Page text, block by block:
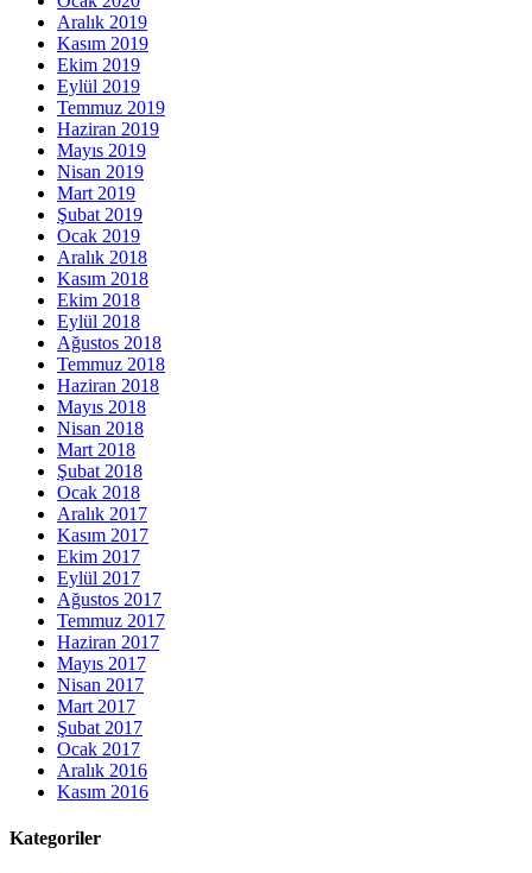
Aralık 2019
Kasım 2019
Ekim 2019
Eylül 2019
Temmuz 2019
Haziran 2019
Mayıs 2019
Nisan 2019
Mart 2019
Şubat 2019
Ocak 2019
Aralık 2018
Kasım 2018
Ekim 2018
Eylül 2018
Ağustos 2018
Temmuz 2018
Haziran 2018
Mayıs 2018
Nisan 2018
Mart 2018
Şubat 2018
Ocak 2018
Aralık 2017
Kasım 2017
Ekim 2017
Eylül 2017
Ağustos 2017
Temmuz 2017
Haziran 2017
Mayıs 2017
Nisan 2017
Mart 2017
Şubat 2017
Ocak 2017
Aralık 2016
Kasım 2016
Kategoriler